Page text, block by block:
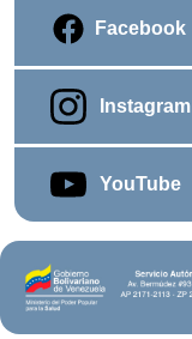
Facebook
Instagram
YouTube